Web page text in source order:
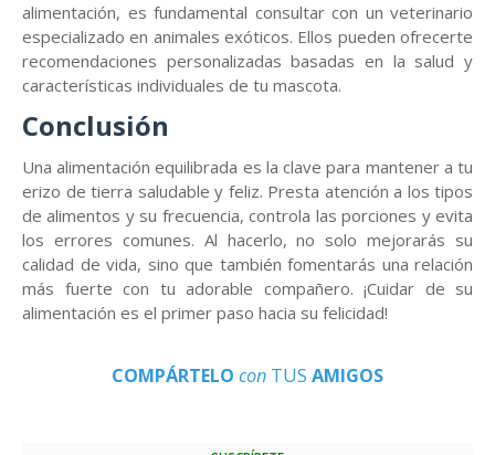
alimentación, es fundamental consultar con un veterinario
especializado en animales exóticos. Ellos pueden ofrecerte
recomendaciones personalizadas basadas en la salud y
características individuales de tu mascota.
Conclusión
Una alimentación equilibrada es la clave para mantener a tu
erizo de tierra saludable y feliz. Presta atención a los tipos
de alimentos y su frecuencia, controla las porciones y evita
los errores comunes. Al hacerlo, no solo mejorarás su
calidad de vida, sino que también fomentarás una relación
más fuerte con tu adorable compañero. ¡Cuidar de su
alimentación es el primer paso hacia su felicidad!
COMPÁRTELO con TUS AMIGOS